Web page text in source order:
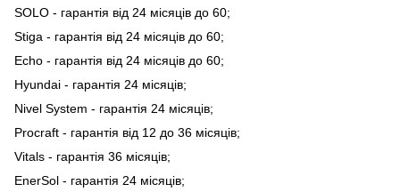
SOLO - гарантія від 24 місяців до 60;
Stiga - гарантія від 24 місяців до 60;
Echo - гарантія від 24 місяців до 60;
Hyundai - гарантія 24 місяців;
Nivel System - гарантія 24 місяців;
Procraft - гарантія від 12 до 36 місяців;
Vitals - гарантія 36 місяців;
EnerSol - гарантія 24 місяців;